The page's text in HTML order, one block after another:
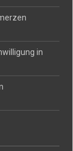
in